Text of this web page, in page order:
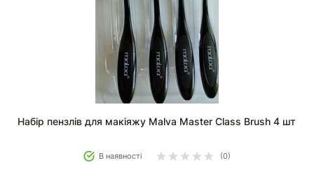
Набір пензлів для макіяжу Malva Master Class Brush 4 шт
В наявності (0)